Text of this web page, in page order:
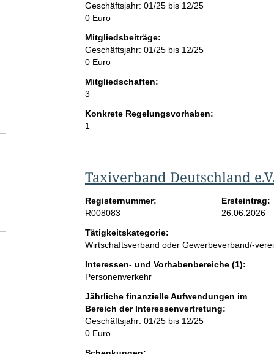
Geschäftsjahr: 01/25 bis 12/25
0 Euro
Mitgliedsbeiträge:
Geschäftsjahr: 01/25 bis 12/25
0 Euro
Mitgliedschaften:
3
Konkrete Regelungsvorhaben:
1
Taxiverband Deutschland
Registernummer:
R008083
Ersteintrag:
26.06.2026
Tätigkeitskategorie:
Wirtschaftsverband oder Gewerbeverband/-
Interessen- und Vorhabenbereiche (1):
Personenverkehr
Jährliche finanzielle Aufwendungen im
Bereich der Interessenvertretung:
Geschäftsjahr: 01/25 bis 12/25
0 Euro